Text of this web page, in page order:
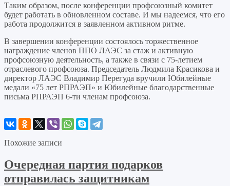
Таким образом, после конференции профсоюзный комитет
будет работать в обновленном составе. И мы надеемся, что его
работа продолжится в заявленном активном ритме.
В завершении конференции состоялось торжественное
награждение членов ППО ЛАЭС за стаж и активную
профсоюзную деятельность, а также в связи с 75-летием
отраслевого профсоюза. Председатель Людмила Красикова и
директор ЛАЭС Владимир Перегуда вручили Юбилейные
медали «75 лет РПРАЭП» и Юбилейные благодарственные
письма РПРАЭП 6-ти членам профсоюза.
Похожие записи
Очередная партия подарков
отправилась защитникам